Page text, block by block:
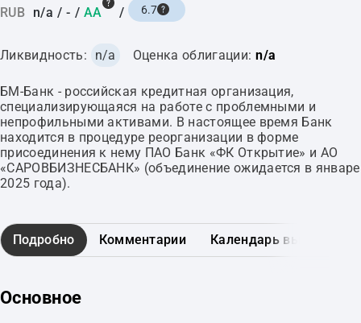
RUB n/a / - / AA / 6.7
Ликвидность: n/a Оценка облигации: n/a
БМ-Банк - российская кредитная организация,
специализирующаяся на работе с проблемными и
непрофильными активами. В настоящее время Банк
находится в процедуре реорганизации в форме
присоединения к нему ПАО Банк «ФК Открытие» и АО
«САРОВБИЗНЕСБАНК» (объединение ожидается в январе
2025 года).
Подробно Комментарии Календарь выплат
Основное